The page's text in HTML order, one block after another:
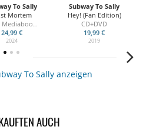
To Sally
Mortem
Mediaboo...
24,99 €
2024
Subway To Sally
Hey! (Fan Edition)
CD+DVD
19,99 €
2019
To Sally anzeigen
AUCH